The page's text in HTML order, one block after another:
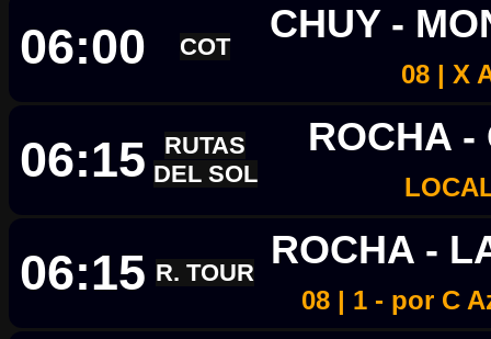
06:00 COT
CHUY -
08 | X
06:15
RUTAS
DEL SOL
ROCHA
06:15 R. TOUR
ROCHA -
08 | 1 - por C